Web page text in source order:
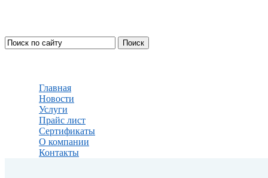
Главная
Новости
Услуги
Прайс лист
Сертификаты
О компании
Контакты